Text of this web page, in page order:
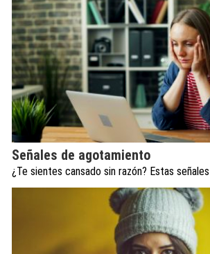
Señales de agotamiento
¿Te sientes cansado sin razón? Estas